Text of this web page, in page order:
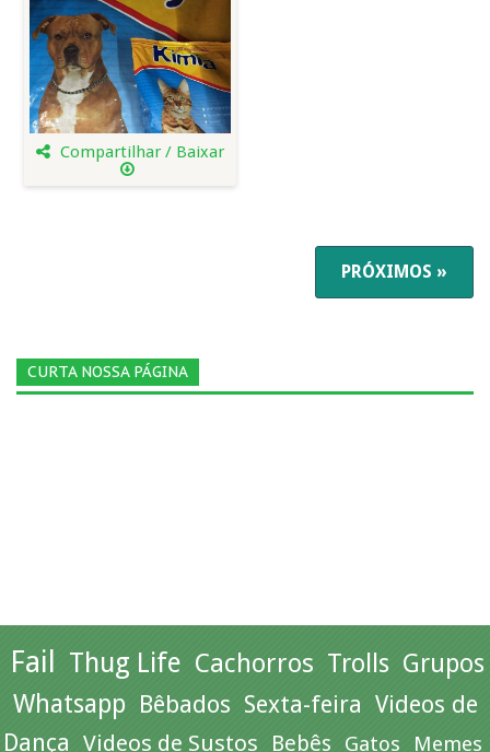
Compartilhar / Baixar
PRÓXIMOS »
CURTA NOSSA PÁGINA
Fail Thug Life Cachorros Trolls Grupos
Whatsapp Bêbados Sexta-feira Videos de
Dança Videos de Sustos Bebês Gatos Memes